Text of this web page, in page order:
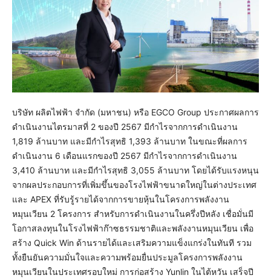
บริษัท ผลิตไฟฟ้า จำกัด (มหาชน) หรือ EGCO Group ประกาศผลการ
ดำเนินงานไตรมาสที่ 2 ของปี 2567 มีกำไรจากการดำเนินงาน
1,819 ล้านบาท และมีกำไรสุทธิ 1,393 ล้านบาท ในขณะที่ผลการ
ดำเนินงาน 6 เดือนแรกของปี 2567 มีกำไรจากการดำเนินงาน
3,410 ล้านบาท และมีกำไรสุทธิ 3,055 ล้านบาท โดยได้รับแรงหนุน
จากผลประกอบการที่เพิ่มขึ้นของโรงไฟฟ้าขนาดใหญ่ในต่างประเทศ
และ APEX ที่รับรู้รายได้จากการขายหุ้นในโครงการพลังงาน
หมุนเวียน 2 โครงการ สำหรับการดำเนินงานในครึ่งปีหลัง เชื่อมั่นมี
โอกาสลงทุนในโรงไฟฟ้าก๊าซธรรมชาติและพลังงานหมุนเวียน เพื่อ
สร้าง Quick Win ด้านรายได้และเสริมความแข็งแกร่งในทันที รวม
ทั้งยืนยันความมั่นใจและความพร้อมยื่นประมูลโครงการพลังงาน
หมุนเวียนในประเทศรอบใหม่ การก่อสร้าง Yunlin ในไต้หวัน เสร็จปี